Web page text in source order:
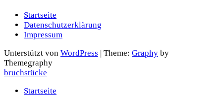
Startseite
Datenschutzerklärung
Impressum
Unterstützt von WordPress | Theme: Graphy by
Themegraphy
bruchstücke
Startseite